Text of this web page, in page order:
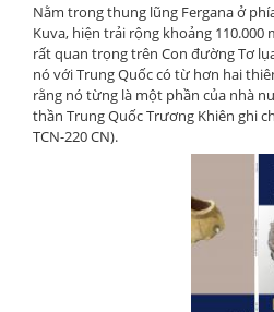
Nằm trong thung lũng Fergana ở
Kuva, hiện trải rộng khoảng
rất quan trọng trên Con đường Tơ
nó với Trung Quốc có từ hơn hai
rằng nó từng là một phần của nhà
thần Trung Quốc Trương Khiên ghi
TCN-220 CN).